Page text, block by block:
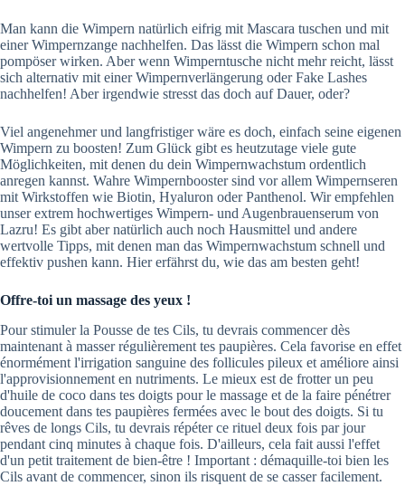
Man kann die Wimpern natürlich eifrig mit Mascara tuschen und mit
einer Wimpernzange nachhelfen. Das lässt die Wimpern schon mal
pompöser wirken. Aber wenn Wimperntusche nicht mehr reicht, lässt
sich alternativ mit einer Wimpernverlängerung oder Fake Lashes
nachhelfen! Aber irgendwie stresst das doch auf Dauer, oder?
Viel angenehmer und langfristiger wäre es doch, einfach seine eigenen
Wimpern zu boosten! Zum Glück gibt es heutzutage viele gute
Möglichkeiten, mit denen du dein Wimpernwachstum ordentlich
anregen kannst. Wahre Wimpernbooster sind vor allem Wimpernseren
mit Wirkstoffen wie Biotin, Hyaluron oder Panthenol. Wir empfehlen
unser extrem hochwertiges Wimpern- und Augenbrauenserum von
Lazru! Es gibt aber natürlich auch noch Hausmittel und andere
wertvolle Tipps, mit denen man das Wimpernwachstum schnell und
effektiv pushen kann. Hier erfährst du, wie das am besten geht!
Offre-toi un massage des yeux !
Pour stimuler la Pousse de tes Cils, tu devrais commencer dès
maintenant à masser régulièrement tes paupières. Cela favorise en effet
énormément l'irrigation sanguine des follicules pileux et améliore ainsi
l'approvisionnement en nutriments. Le mieux est de frotter un peu
d'huile de coco dans tes doigts pour le massage et de la faire pénétrer
doucement dans tes paupières fermées avec le bout des doigts. Si tu
rêves de longs Cils, tu devrais répéter ce rituel deux fois par jour
pendant cinq minutes à chaque fois. D'ailleurs, cela fait aussi l'effet
d'un petit traitement de bien-être ! Important : démaquille-toi bien les
Cils avant de commencer, sinon ils risquent de se casser facilement.